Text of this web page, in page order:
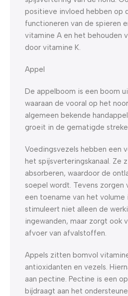
positieve invloed hebben op
functioneren van de spieren
vitamine A en het behouden
door vitamine K.
Appel
De appelboom is een boom
waaraan de vooral op het
algemeen bekende
groeit in de gematigde
Voedingsvezels hebben een
het spijsverteringskanaal. Ze
absorberen, waardoor de
soepel wordt. Tevens zorgen
een toename van het volume
stimuleert niet alleen de
ingewanden, maar zorgt ook
afvoer van afvalstoffen.
Appels zitten bomvol
antioxidanten en vezels.
aan pectine. Pectine is een
bijdraagt aan het